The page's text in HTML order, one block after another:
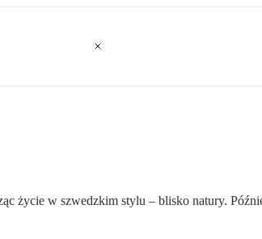
życie w szwedzkim stylu – blisko natury.